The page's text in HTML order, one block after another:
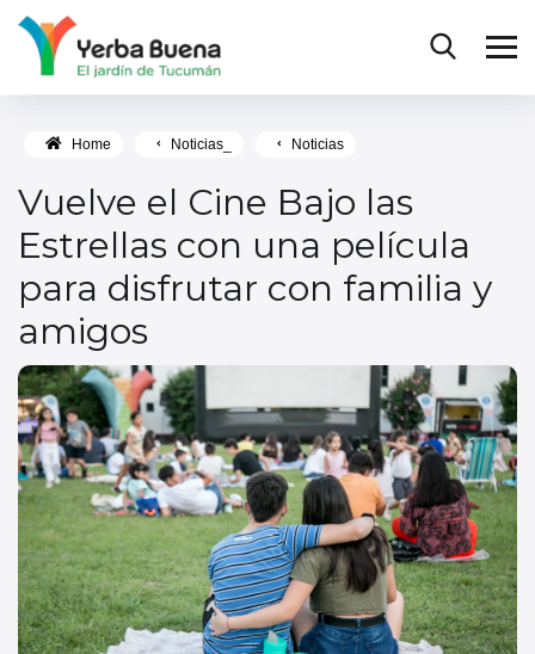
Home Noticias_ Noticias
Vuelve el Cine Bajo las
Estrellas con una película
para disfrutar con familia y
amigos